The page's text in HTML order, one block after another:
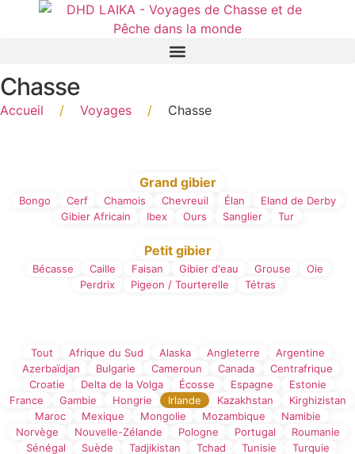
Chasse
Accueil / Voyages / Chasse
Grand gibier
Bongo Cerf Chamois Chevreuil Élan
Eland de Derby
Gibier Africain
Ibex Ours Sanglier Tur
Petit gibier
Bécasse Caille Faisan Gibier d'eau Grouse
Oie
Perdrix
Pigeon / Tourterelle Tétras
Tout Afrique du Sud Alaska Angleterre
Argentine
Azerbaïdjan
Bulgarie Cameroun Canada
Centrafrique
Croatie
Delta de la Volga Écosse Espagne
Estonie
France
Gambie Hongrie Irlande Kazakhstan
Kirghizistan
Maroc
Mexique Mongolie Mozambique
Namibie
Norvège
Nouvelle-Zélande Pologne Portugal
Roumanie
Sénégal
Suède Tadjikistan Tchad Tunisie
Turquie
Panneau de gestion des cookies